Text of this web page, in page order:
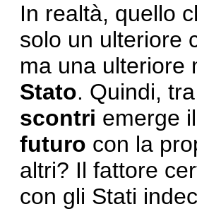
In realtà, quello
solo un ulteriore
ma una ulteriore
Stato. Quindi,
scontri emerge
futuro con la
altri? Il fattore
con gli Stati